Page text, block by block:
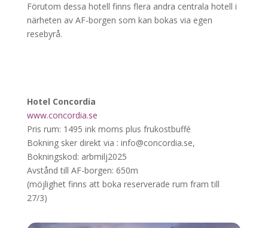
Förutom dessa hotell finns flera andra centrala hotell i
närheten av AF-borgen som kan bokas via egen
resebyrå.
Hotel Concordia
www.concordia.se
Pris rum: 1495 ink moms plus frukostbuffé
Bokning sker direkt via : info@concordia.se,
Bokningskod: arbmilj2025
Avstånd till AF-borgen: 650m
(möjlighet finns att boka reserverade rum fram till
27/3)